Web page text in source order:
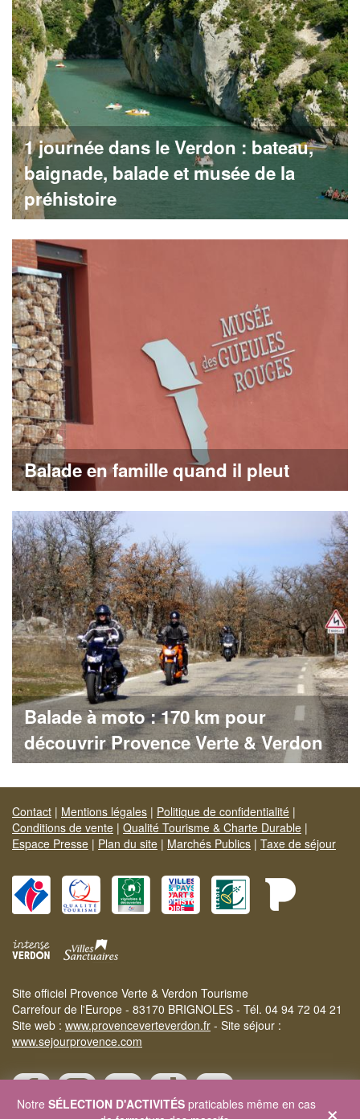
1 journée dans le Verdon : bateau,
baignade, balade et musée de la
préhistoire
Balade en famille quand il pleut
Balade à moto : 170 km pour
découvrir Provence Verte & Verdon
Contact | Mentions légales | Politique de confidentialité |
Conditions de vente | Qualité Tourisme & Charte Durable |
Espace Presse | Plan du site | Marchés Publics | Taxe de séjour
Site officiel Provence Verte & Verdon Tourisme
Carrefour de l'Europe - 83170 BRIGNOLES - Tél. 04 94 72 04 21
Site web : www.provenceverteverdon.fr - Site séjour :
www.sejourprovence.com
×
Notre SÉLECTION D'ACTIVITÉSpraticables même en cas